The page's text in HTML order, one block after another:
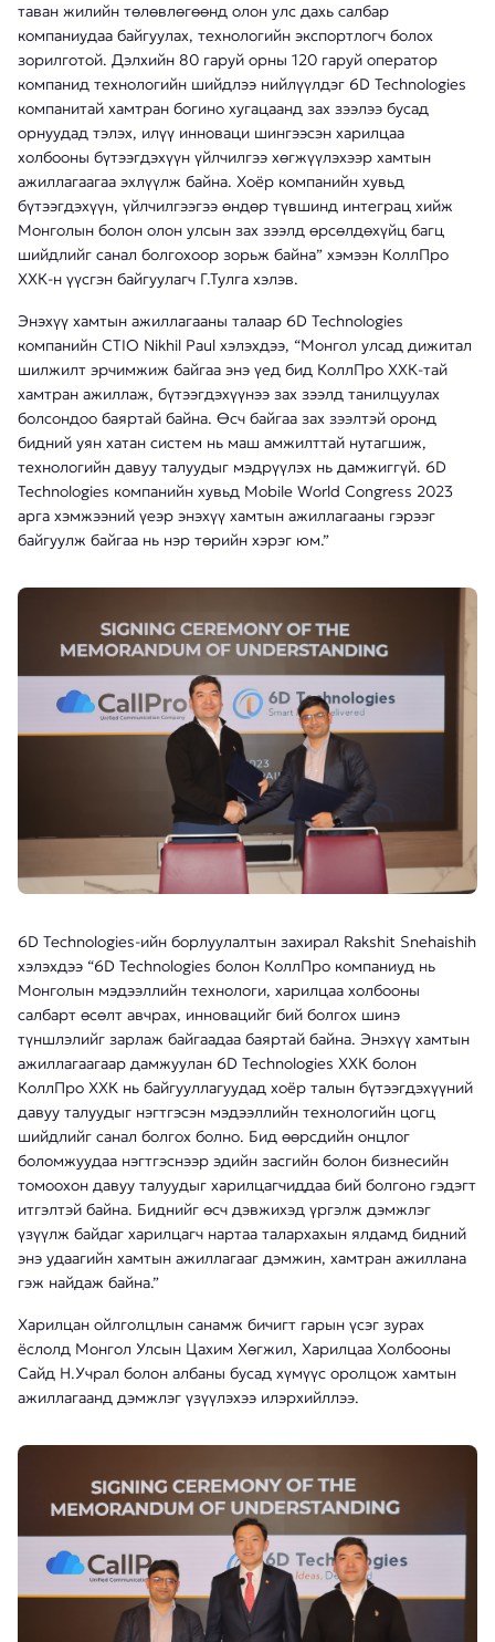
таван жилийн төлөвлөгөөнд олон улс дахь салбар
компаниудаа байгуулах, технологийн экспортлогч болох
зорилготой. Дэлхийн 80 гаруй орны 120 гаруй оператор
компанид технологийн шийдлээ нийлүүлдэг 6D Technologies
компанитай хамтран богино хугацаанд зах зээлээ бусад
орнуудад тэлэх, илүү инноваци шингээсэн харилцаа
холбооны бүтээгдэхүүн үйлчилгээ хөгжүүлэхээр хамтын
ажиллагаагаа эхлүүлж байна. Хоёр компанийн хувьд
бүтээгдэхүүн, үйлчилгээгээ өндөр түвшинд интеграц хийж
Монголын болон олон улсын зах зээлд өрсөлдөхүйц багц
шийдлийг санал болгохоор зорьж байна” хэмээн КоллПро
ХХК-н үүсгэн байгуулагч Г.Тулга хэлэв.
Энэхүү хамтын ажиллагааны талаар 6D Technologies
компанийн CTIO Nikhil Paul хэлэхдээ, “Монгол улсад дижитал
шилжилт эрчимжиж байгаа энэ үед бид КоллПро ХХК-тай
хамтран ажиллаж, бүтээгдэхүүнээ зах зээлд танилцуулах
болсондоо баяртай байна. Өсч байгаа зах зээлтэй оронд
бидний уян хатан систем нь маш амжилттай нутагшиж,
технологийн давуу талуудыг мэдрүүлэх нь дамжиггүй. 6D
Technologies компанийн хувьд Mobile World Congress 2023
арга хэмжээний үеэр энэхүү хамтын ажиллагааны гэрээг
байгуулж байгаа нь нэр төрийн хэрэг юм.”
6D Technologies-ийн борлуулалтын захирал Rakshit Snehaishih
хэлэхдээ “6D Technologies болон КоллПро компаниуд нь
Монголын мэдээллийн технологи, харилцаа холбооны
салбарт өсөлт авчрах, инновацийг бий болгох шинэ
түншлэлийг зарлаж байгаадаа баяртай байна. Энэхүү хамтын
ажиллагаагаар дамжуулан 6D Technologies ХХК болон
КоллПро ХХК нь байгууллагуудад хоёр талын бүтээгдэхүүний
давуу талуудыг нэгтгэсэн мэдээллийн технологийн цогц
шийдлийг санал болгох болно. Бид өөрсдийн онцлог
боломжуудаа нэгтгэснээр эдийн засгийн болон бизнесийн
томоохон давуу талуудыг харилцагчиддаа бий болгоно гэдэгт
итгэлтэй байна. Биднийг өсч дэвжихэд үргэлж дэмжлэг
үзүүлж байдаг харилцагч нартаа талархахын ялдамд бидний
энэ удаагийн хамтын ажиллагааг дэмжин, хамтран ажиллана
гэж найдаж байна.”
Харилцан ойлголцлын санамж бичигт гарын үсэг зурах
ёслолд Монгол Улсын Цахим Хөгжил, Харилцаа Холбооны
Сайд Н.Учрал болон албаны бусад хүмүүс оролцож хамтын
ажиллагаанд дэмжлэг үзүүлэхээ илэрхийллээ.